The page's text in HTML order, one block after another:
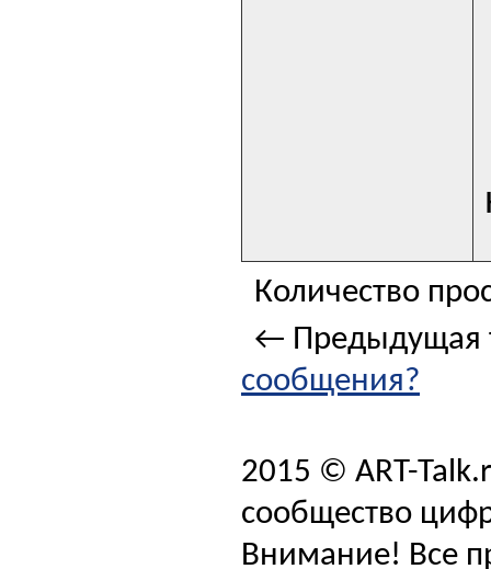
Количество
← Предыдущая
сообщения?
2015 © ART-
сообщество
Внимание! Все